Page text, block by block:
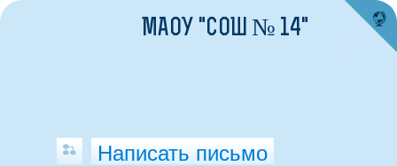
МАОУ "СОШ № 14"
Написать письмо